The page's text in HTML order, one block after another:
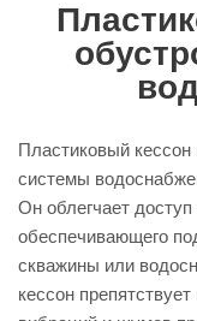
Пластиковый
системы
Он облегчает
обеспечивающего
скважины или
кессон